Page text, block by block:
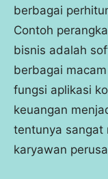
berbagai
Contoh
bisnis adalah
berbagai
fungsi aplikasi
keuangan
tentunya sangat
karyawan